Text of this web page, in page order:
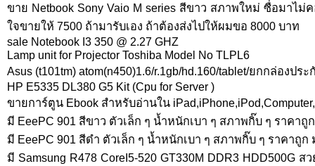
ขาย Netbook Sony Vaio M series สีขาว สภาพใหม่ ซื่อมาไม่
ใจขายให้ 7500 ถ้ามารับเอง ถ้าต้องส่งไปให้ผมขอ 8000 บาท
sale Notebook I3 350 @ 2.27 GHZ
Lamp unit for Projector Toshiba Model No TLPL6
Asus (t101tm) atom(n450)1.6/r.1gb/hd.160/tablet/ยกกล่องประ
HP E5335 DL380 G5 Kit (Cpu for Server )
ขายการ์ตูน Ebook สำหรับอ่านใน
มี EeePC 901 สีขาว ตัวเล็ก ๆ น้ำหนักเบา ๆ สภาพกิ๊บ ๆ ราคา
มี EeePC 901 สีดำ ตัวเล็ก ๆ น้ำหนักเบา ๆ สภาพกิ๊บ ๆ ราคาถู
มี Samsung R478 CoreI5-520 GT330M DDR3 HDD500G